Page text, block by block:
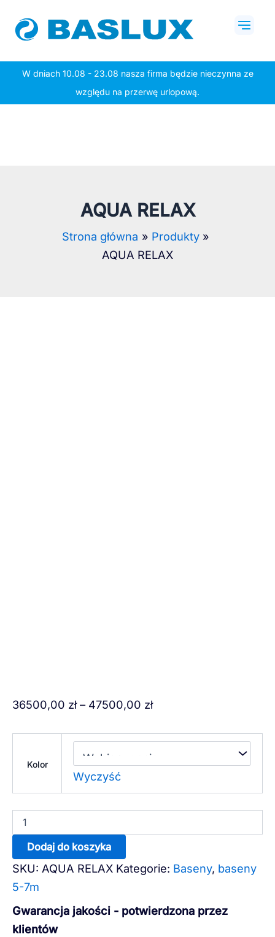
treści
W dniach 10.08 - 23.08 nasza firma będzie nieczynna ze
względu na przerwę urlopową.
AQUA RELAX
Strona główna
Produkty
AQUA RELAX
36500,00 zł – 47500,00 złZakres
od
47500,00 zł
Kolor
Wyczyść
ilość
AQUA
Dodaj do koszyka
SKU: AQUA RELAX Kategorie: Baseny, baseny
5-7m
Gwarancja jakości - potwierdzona przez
klientów